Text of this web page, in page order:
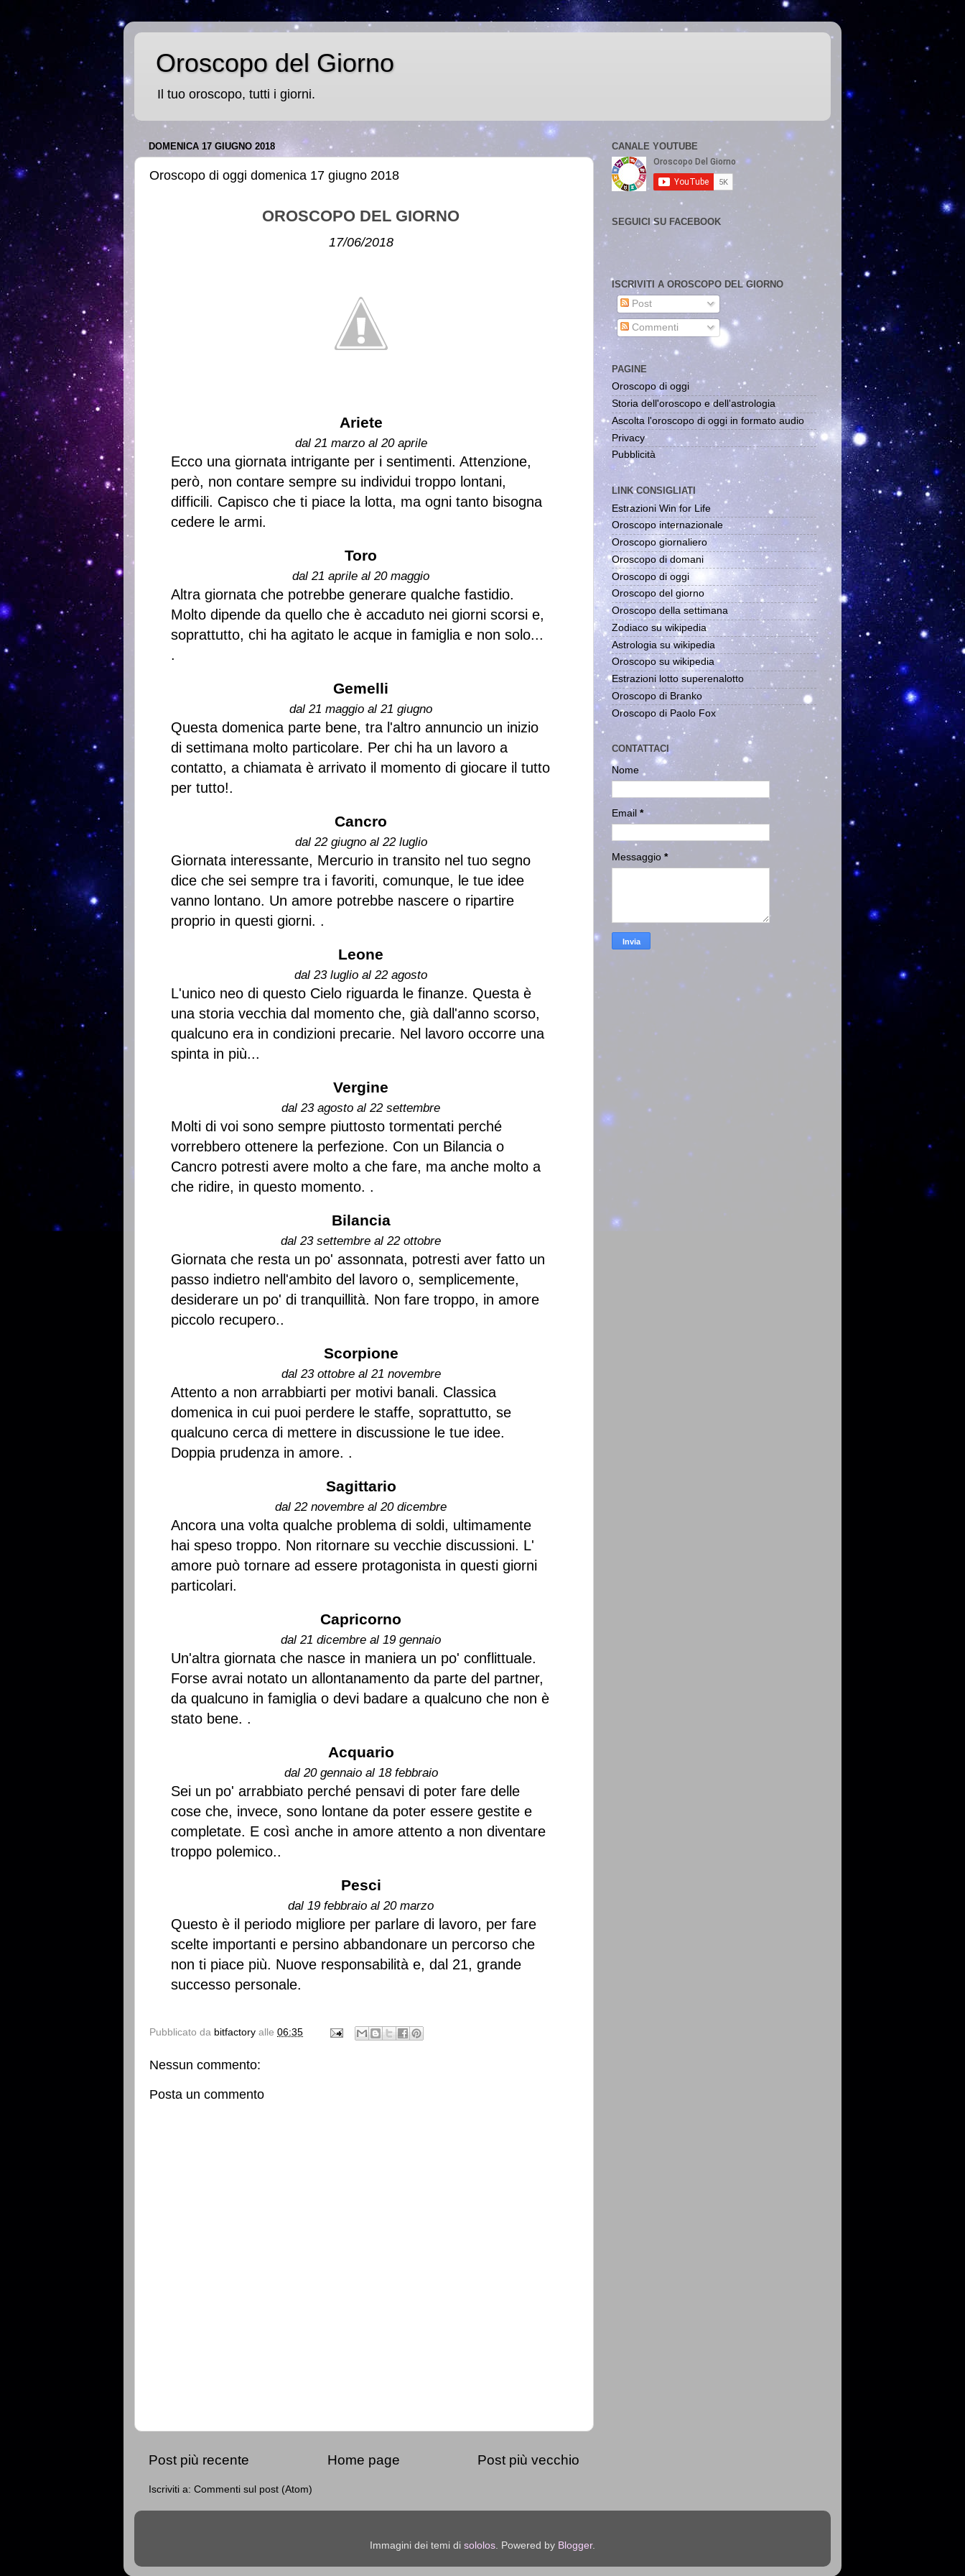
Oroscopo del Giorno
Il tuo oroscopo, tutti i giorni.
DOMENICA 17 GIUGNO 2018
Oroscopo di oggi domenica 17 giugno 2018
OROSCOPO DEL GIORNO
17/06/2018
Ariete
dal 21 marzo al 20 aprile
Ecco una giornata intrigante per i sentimenti. Attenzione,
però, non contare sempre su individui troppo lontani,
difficili. Capisco che ti piace la lotta, ma ogni tanto bisogna
cedere le armi.
Toro
dal 21 aprile al 20 maggio
Altra giornata che potrebbe generare qualche fastidio.
Molto dipende da quello che è accaduto nei giorni scorsi e,
soprattutto, chi ha agitato le acque in famiglia e non solo...
.
Gemelli
dal 21 maggio al 21 giugno
Questa domenica parte bene, tra l'altro annuncio un inizio
di settimana molto particolare. Per chi ha un lavoro a
contatto, a chiamata è arrivato il momento di giocare il tutto
per tutto!.
Cancro
dal 22 giugno al 22 luglio
Giornata interessante, Mercurio in transito nel tuo segno
dice che sei sempre tra i favoriti, comunque, le tue idee
vanno lontano. Un amore potrebbe nascere o ripartire
proprio in questi giorni. .
Leone
dal 23 luglio al 22 agosto
L'unico neo di questo Cielo riguarda le finanze. Questa è
una storia vecchia dal momento che, già dall'anno scorso,
qualcuno era in condizioni precarie. Nel lavoro occorre una
spinta in più...
Vergine
dal 23 agosto al 22 settembre
Molti di voi sono sempre piuttosto tormentati perché
vorrebbero ottenere la perfezione. Con un Bilancia o
Cancro potresti avere molto a che fare, ma anche molto a
che ridire, in questo momento. .
Bilancia
dal 23 settembre al 22 ottobre
Giornata che resta un po' assonnata, potresti aver fatto un
passo indietro nell'ambito del lavoro o, semplicemente,
desiderare un po' di tranquillità. Non fare troppo, in amore
piccolo recupero..
Scorpione
dal 23 ottobre al 21 novembre
Attento a non arrabbiarti per motivi banali. Classica
domenica in cui puoi perdere le staffe, soprattutto, se
qualcuno cerca di mettere in discussione le tue idee.
Doppia prudenza in amore. .
Sagittario
dal 22 novembre al 20 dicembre
Ancora una volta qualche problema di soldi, ultimamente
hai speso troppo. Non ritornare su vecchie discussioni. L'
amore può tornare ad essere protagonista in questi giorni
particolari.
Capricorno
dal 21 dicembre al 19 gennaio
Un'altra giornata che nasce in maniera un po' conflittuale.
Forse avrai notato un allontanamento da parte del partner,
da qualcuno in famiglia o devi badare a qualcuno che non è
stato bene. .
Acquario
dal 20 gennaio al 18 febbraio
Sei un po' arrabbiato perché pensavi di poter fare delle
cose che, invece, sono lontane da poter essere gestite e
completate. E così anche in amore attento a non diventare
troppo polemico..
Pesci
dal 19 febbraio al 20 marzo
Questo è il periodo migliore per parlare di lavoro, per fare
scelte importanti e persino abbandonare un percorso che
non ti piace più. Nuove responsabilità e, dal 21, grande
successo personale.
Pubblicato da bitfactory alle 06:35
Nessun commento:
Posta un commento
Post più recente Post più vecchio
Home page
Iscriviti a: Commenti sul post (Atom)
CANALE YOUTUBE
SEGUICI SU FACEBOOK
ISCRIVITI A OROSCOPO DEL GIORNO
Post
Commenti
PAGINE
Oroscopo di oggi
Storia dell'oroscopo e dell'astrologia
Ascolta l'oroscopo di oggi in formato audio
Privacy
Pubblicità
LINK CONSIGLIATI
Estrazioni Win for Life
Oroscopo internazionale
Oroscopo giornaliero
Oroscopo di domani
Oroscopo di oggi
Oroscopo del giorno
Oroscopo della settimana
Zodiaco su wikipedia
Astrologia su wikipedia
Oroscopo su wikipedia
Estrazioni lotto superenalotto
Oroscopo di Branko
Oroscopo di Paolo Fox
CONTATTACI
Nome
Email *
Messaggio *
Immagini dei temi di sololos . Powered by Blogger.